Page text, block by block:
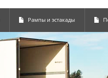
Рампы и эстакады